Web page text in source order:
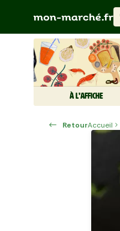
À L'AFFICHE
RetourAccueil